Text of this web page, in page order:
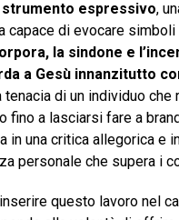
espressivo,
capace di evocare
la sindone e
a Gesù innanzitutto
tenacia di un individuo
fino a lasciarsi fare a
in una critica allegorica e
personale che supera i
questo lavoro nel